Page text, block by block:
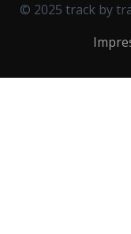
© 2025 track by